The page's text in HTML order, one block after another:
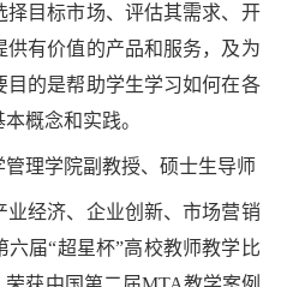
择目标市场、评估其需求、开
有价值的产品和服务，及为
目的是帮助学生学习如何在各
概念和实践。
管理学院副教授、硕士生导师
业经济、企业创新、市场营销
届“超星杯”高校教师教学比